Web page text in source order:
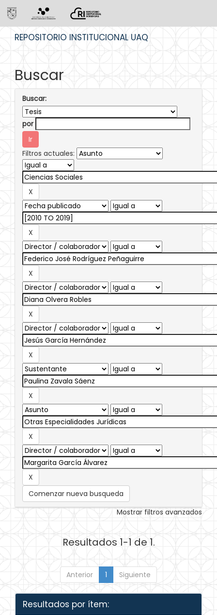
REPOSITORIO INSTITUCIONAL UAQ
Buscar
Buscar:
por
Filtros actuales:
Comenzar nueva busqueda
Mostrar filtros avanzados
Resultados 1-1 de 1.
Anterior 1 Siguiente
Resultados por ítem: